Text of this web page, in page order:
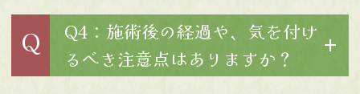
Q
Q4：施術後の経過や、気を付け
るべき注意点はありますか？